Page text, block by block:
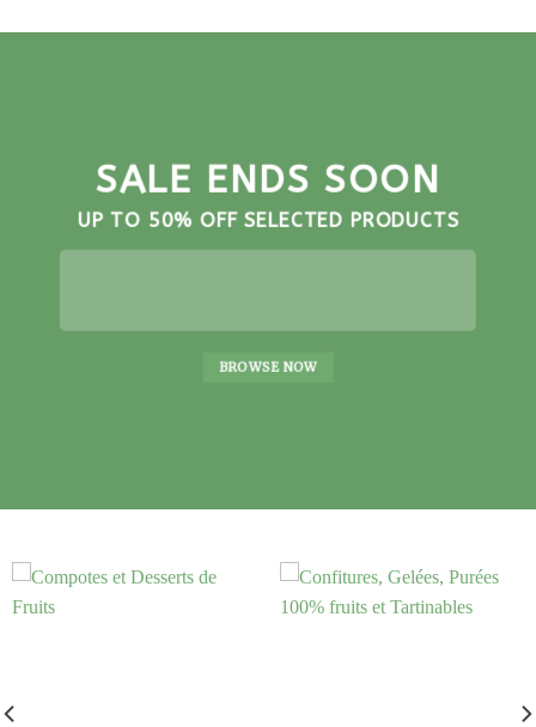
SALE ENDS SOON
UP TO 50% OFFSELECTED PRODUCTS
BROWSE NOW